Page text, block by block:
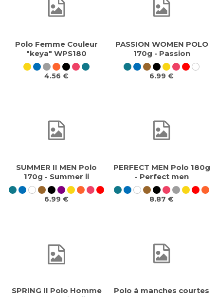
Polo Femme Couleur
"keya" WPS180
4.56 €
PASSION WOMEN POLO
170g - Passion
6.99 €
SUMMER II MEN Polo
170g - Summer ii
6.99 €
PERFECT MEN Polo 180g
- Perfect men
8.87 €
SPRING II Polo Homme
Polo à manches courtes